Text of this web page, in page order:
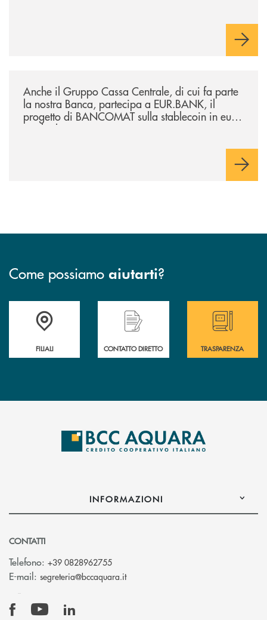
Anche il Gruppo Cassa Centrale, di cui fa parte
la nostra Banca, partecipa a EUR.BANK, il
progetto di BANCOMAT sulla stablecoin in euro
e sul relativo ecosistema
Come possiamo aiutarti?
Trova la filiale più vicina a te
FILIALI
Hai bisogno di assistenza immediata ?
CONTATTO DIRETTO
Hai bisogno di
TRASPARENZA
INFORMAZIONI
CONTATTI
Telefono: +39 0828962755
E-mail: segreteria@bccaquara.it(si apre l’app di posta elettronica)